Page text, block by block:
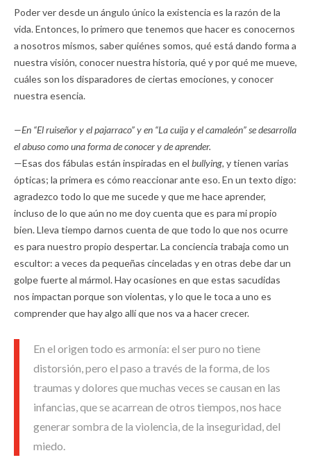
Poder ver desde un ángulo único la existencia es la razón de la
vida. Entonces, lo primero que tenemos que hacer es conocernos
a nosotros mismos, saber quiénes somos, qué está dando forma a
nuestra visión, conocer nuestra historia, qué y por qué me mueve,
cuáles son los disparadores de ciertas emociones, y conocer
nuestra esencia.
—En “El ruiseñor y el pajarraco” y en “La cuija y el camaleón” se desarrolla
el abuso como una forma de conocer y de aprender.
—Esas dos fábulas están inspiradas en el bullying, y tienen varias
ópticas; la primera es cómo reaccionar ante eso. En un texto digo:
agradezco todo lo que me sucede y que me hace aprender,
incluso de lo que aún no me doy cuenta que es para mi propio
bien. Lleva tiempo darnos cuenta de que todo lo que nos ocurre
es para nuestro propio despertar. La conciencia trabaja como un
escultor: a veces da pequeñas cinceladas y en otras debe dar un
golpe fuerte al mármol. Hay ocasiones en que estas sacudidas
nos impactan porque son violentas, y lo que le toca a uno es
comprender que hay algo allí que nos va a hacer crecer.
En el origen todo es armonía: el ser puro no tiene
distorsión, pero el paso a través de la forma, de los
traumas y dolores que muchas veces se causan en las
infancias, que se acarrean de otros tiempos, nos hace
generar sombra de la violencia, de la inseguridad, del
miedo.